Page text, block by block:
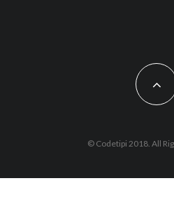
© Codetipi 2018. All